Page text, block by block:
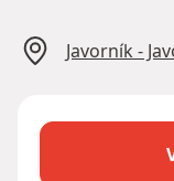
Javorník -